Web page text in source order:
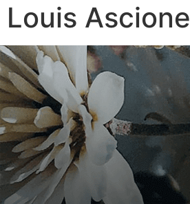
Louis Ascione